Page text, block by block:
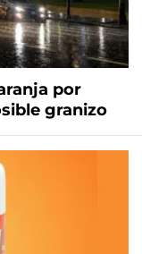
por
granizo